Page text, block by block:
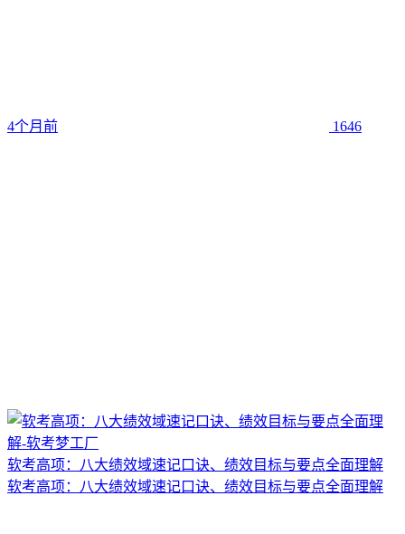
4个月前 1646
软考高项：八大绩效域速记口诀、绩效目标与要点全面理解
软考高项：八大绩效域速记口诀、绩效目标与要点全面理解